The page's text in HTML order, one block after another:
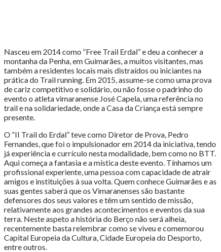
Nasceu em 2014 como “Free Trail Erdal” e deu a conhecer a
montanha da Penha, em Guimarães, a muitos visitantes, mas
também a residentes locais mais distraídos ou iniciantes na
prática do Trail running. Em 2015, assume-se como uma prova
de cariz competitivo e solidário, ou não fosse o padrinho do
evento o atleta vimaranense José Capela, uma referência no
trail e na solidariedade, onde a Casa da Criança está sempre
presente.
O “II Trail do Erdal” teve como Diretor de Prova, Pedro
Fernandes, que foi o impulsionador em 2014 da iniciativa, tendo
já experiência e currículo nesta modalidade, bem como no BTT.
Aqui começa a fantasia e a mística deste evento. Tínhamos um
profissional experiente, uma pessoa com capacidade de atrair
amigos e instituições à sua volta. Quem conhece Guimarães e as
suas gentes saberá que os Vimaranenses são bastante
defensores dos seus valores e têm um sentido de missão,
relativamente aos grandes acontecimentos e eventos da sua
terra. Neste aspeto a história do Berço não será alheia,
recentemente basta relembrar como se viveu e comemorou
Capital Europeia da Cultura, Cidade Europeia do Desporto,
entre outros.